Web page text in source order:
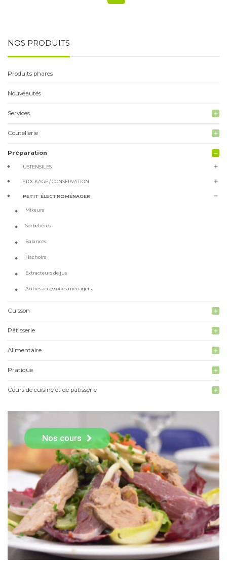
NOS PRODUITS
Produits phares
Nouveautés
Services add
Coutellerie add
Préparation remove
USTENSILES add
STOCKAGE / CONSERVATION add
PETIT ÉLECTROMÉNAGER remove
Mixeurs
Sorbetières
Balances
Hachoirs
Extracteurs de jus
Autres accessoires ménagers
Cuisson add
Pâtisserie add
Alimentaire add
Pratique add
Cours de cuisine et de pâtisserie add
Nos cours